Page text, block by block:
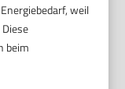
weil
beim